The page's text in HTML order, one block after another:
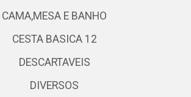
CAMA,MESA E BANHO
CESTA BASICA 12
DESCARTAVEIS
DIVERSOS